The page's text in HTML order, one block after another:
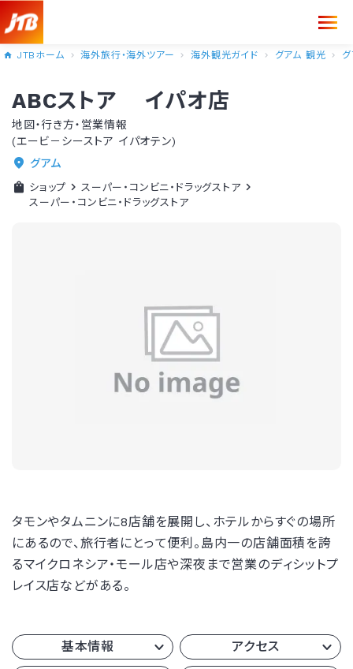
JTBホーム 海外旅行・海外ツアー 海外観光ガイド グアム 観光
ABCストア イパオ店
地図・行き方・営業情報
(エービ－シーストア イパオテン)
グアム
ショップ
スーパー・コンビニ・ドラッグストア
スーパー・コンビニ・ドラッグストア
タモンやタムニンに8店舗を展開し、ホテルからすぐの場所
にあるので、旅行者にとって便利。島内一の店舗面積を誇
るマイクロネシア・モール店や深夜まで営業のディシットプ
レイス店などがある。
基本情報 アクセス